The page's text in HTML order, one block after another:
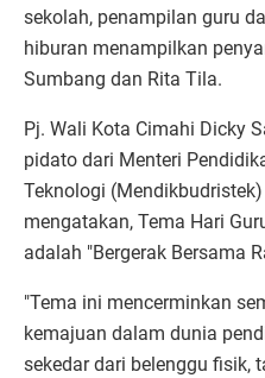
sekolah, penampilan guru
hiburan menampilkan
Sumbang dan Rita Tila.
Pj. Wali Kota Cimahi Dicky
pidato dari Menteri
Teknologi
mengatakan, Tema Hari
adalah "Bergerak Bersama
"Tema ini mencerminkan
kemajuan dalam dunia
sekedar dari belenggu fisik,